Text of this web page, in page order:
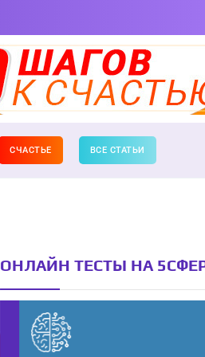
СЧАСТЬЕ ВСЕ СТАТЬИ
ОНЛАЙН ТЕСТЫ НА